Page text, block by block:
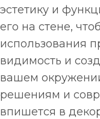
эстетику и
его на стене,
использования
видимость и
вашем
решениям и
впишется в